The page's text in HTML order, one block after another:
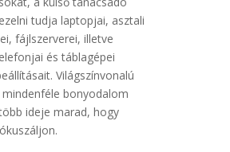
tudja laptopjai, asztali
fájlszerverei, illetve
és táblagépei
Világszínvonalú
bonyodalom
ideje marad, hogy